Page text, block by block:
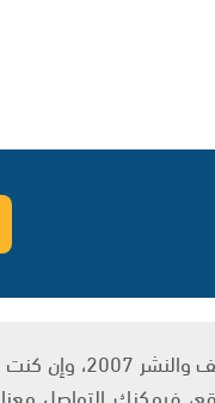
يتم الاستخدام المواد وفقًا